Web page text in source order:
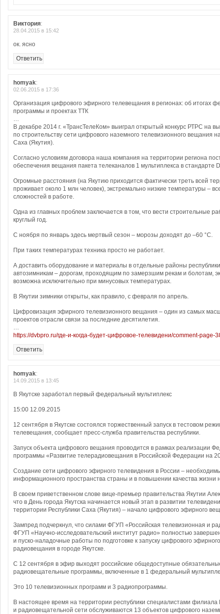
Виктория:
28.04.2015 в 15:42
ок. ясно
Ответить
homyak:
02.06.2015 в 17:36
Организация цифрового эфирного телевещания в регионах: об итогах
программы и проектах ТТК
…
В декабре 2014 г. «ТрансТелеКом» выиграл открытый конкурс РТРС на
по строительству сети цифрового наземного телевизионного вещания
Саха (Якутия).
Согласно условиям договора наша компания на территории региона
обеспечения вещания пакета телеканалов 1 мультиплекса в стандарте
Огромные расстояния (на Якутию приходится фактически треть всей
проживает около 1 млн человек), экстремально низкие температуры –
сложностей в работе.
Одна из главных проблем заключается в том, что вести строительные
круглый год.
С ноября по январь здесь мертвый сезон – морозы доходят до –60 °С.
При таких температурах техника просто не работает.
А доставить оборудование и материалы в отдельные районы
автозимникам – дорогам, проходящим по замерзшим рекам и болотам,
возможна исключительно при минусовых температурах.
В Якутии зимники открыты, как правило, с февраля по апрель.
Цифровизация эфирного телевизионного вещания – один из самых
проектов отрасли связи за последние десятилетия.
…
https://dvbpro.ru/где-и-когда-будет-цифровое-телевидени/comment-page-
Ответить
homyak:
14.09.2015 в 13:45
В Якутске заработал первый федеральный мультиплекс
15:00 12.09.2015
12 сентября в Якутске состоялся торжественный запуск в тестовом
телевещания, сообщает пресс-служба правительства республики.
Запуск объекта цифрового вещания проводится в рамках реализации
программы «Развитие телерадиовещания в Российской Федерации на
Создание сети цифрового эфирного телевидения в России –
информационного пространства страны и в повышении качества жизни
В своем приветственном слове вице-премьер правительства Якутии
что в День города Якутска начинается новый этап в развитии
территории Республики Саха (Якутия) – начало цифрового эфирного
Зампред подчеркнул, что силами ФГУП «Российская телевизионная и
ФГУП «Научно-исследовательский институт радио» полностью
и пуско-наладочные работы по подготовке к запуску цифрового
радиовещания в городе Якутске.
С 12 сентября в эфир выходят российские общедоступные
радиовещательные программы, включенные в 1 федеральный
Это 10 телевизионных программ и 3 радиопрограммы.
В настоящее время на территории республики специалистами филиала
и радиовещательной сети обслуживаются 13 объектов цифрового